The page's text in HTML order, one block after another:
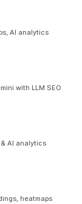
AI analytics
with LLM SEO
AI analytics
heatmaps